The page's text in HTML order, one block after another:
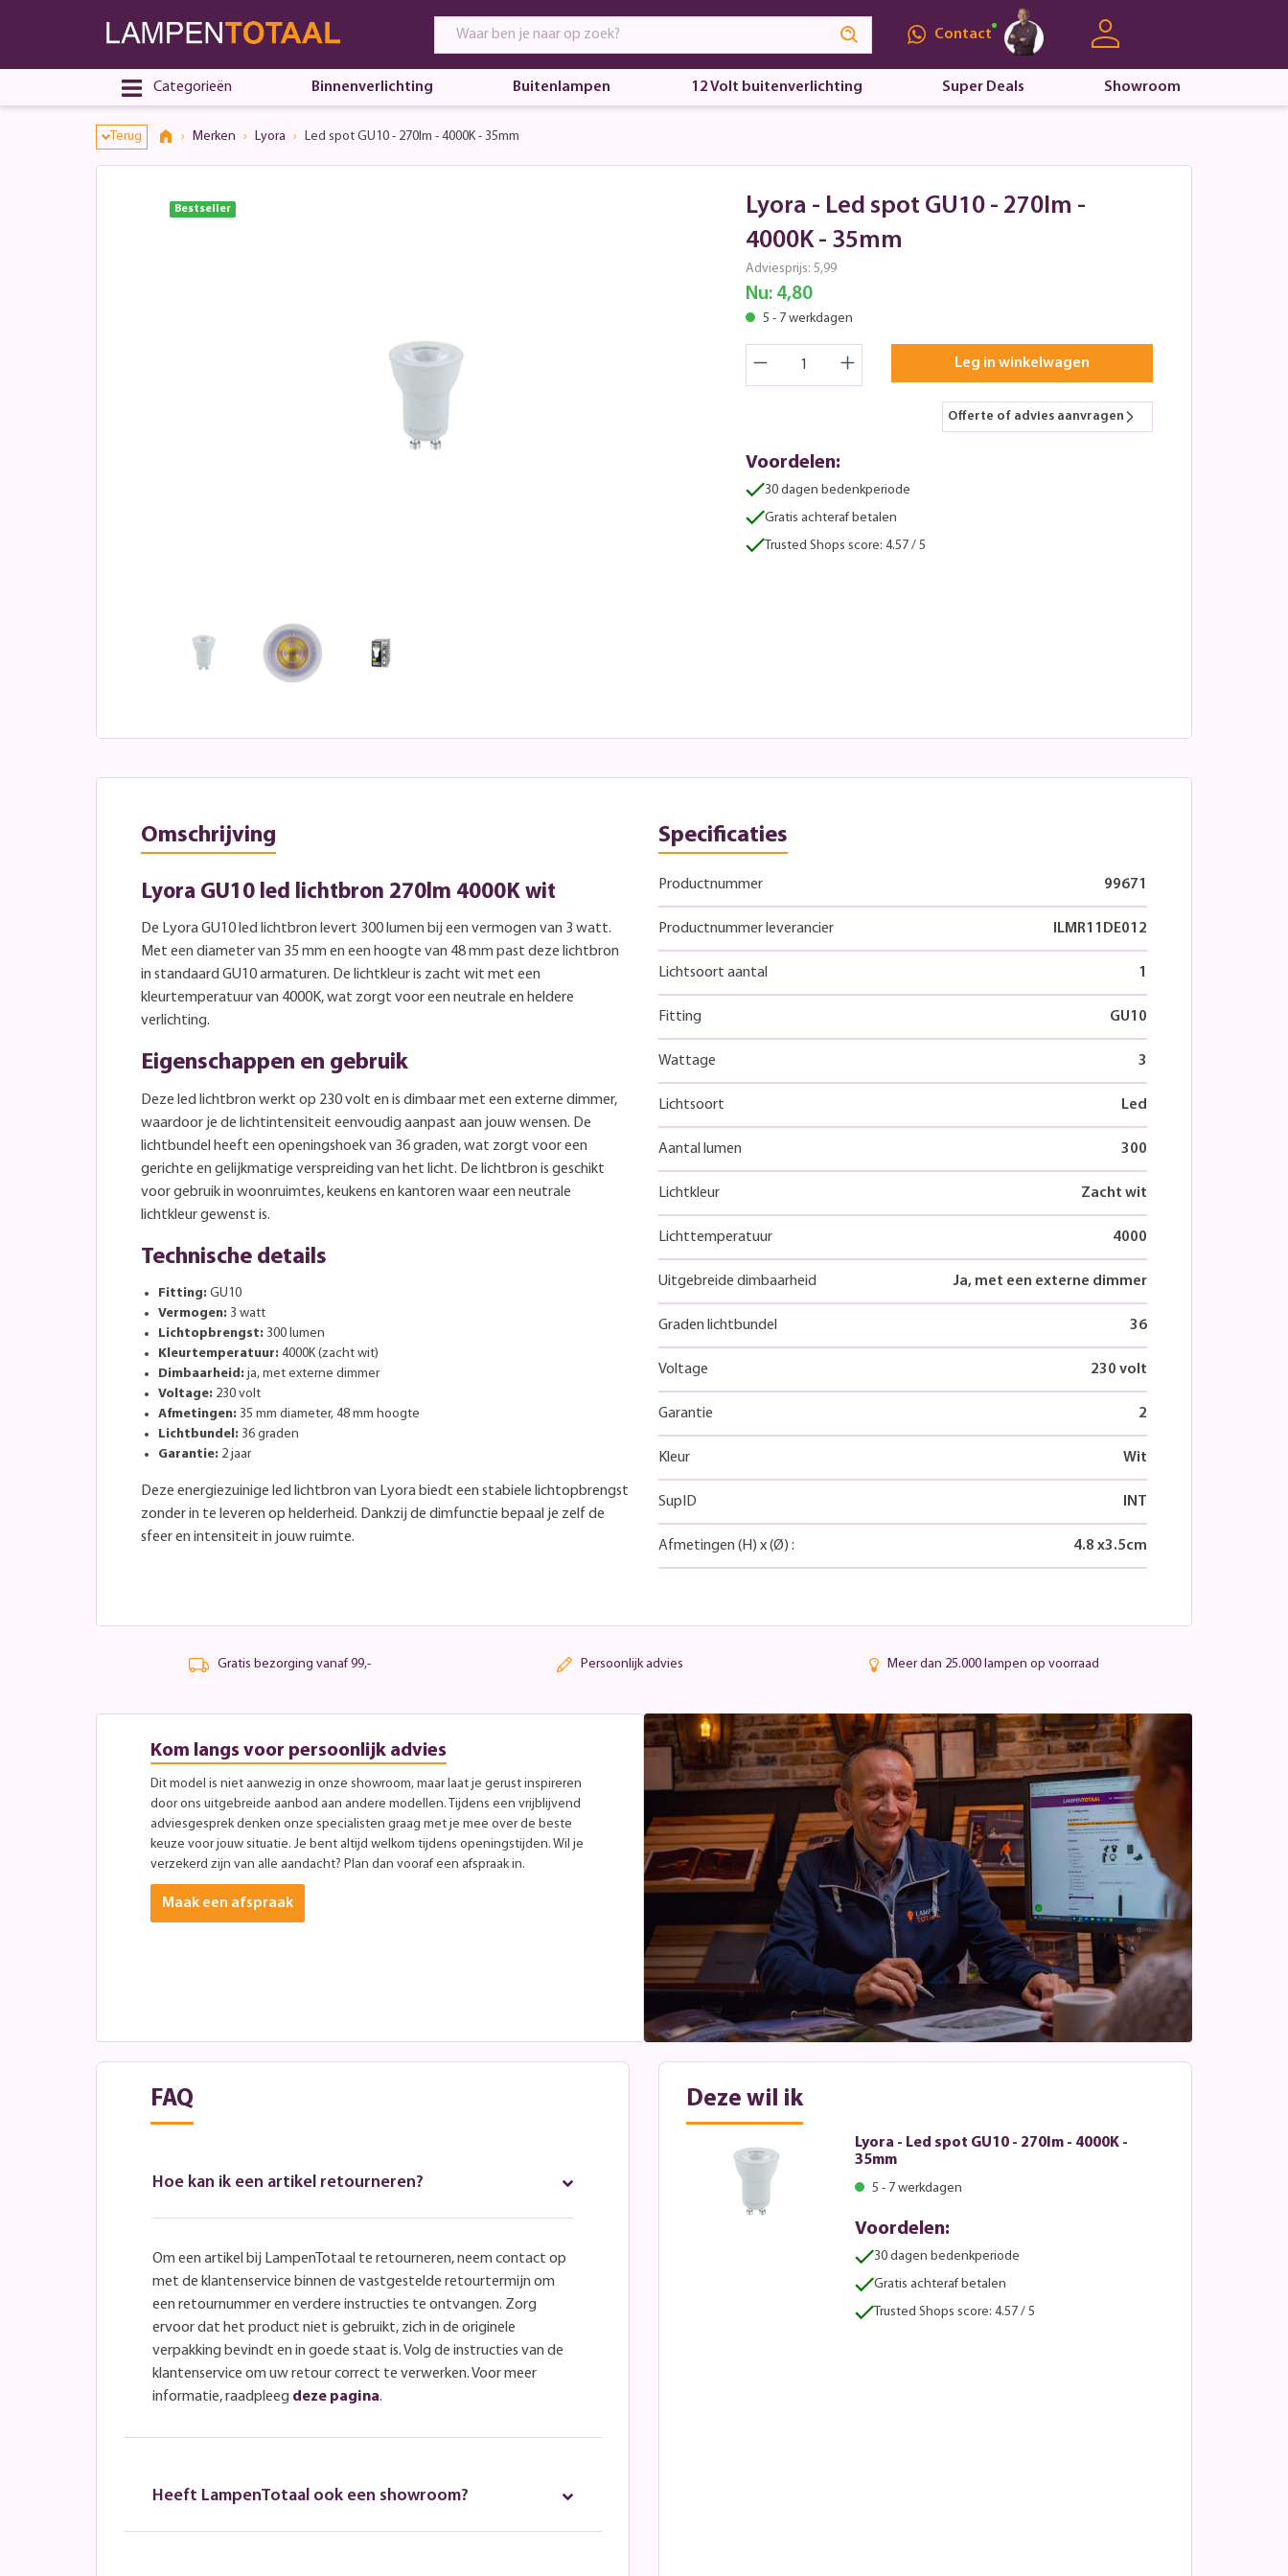
Contact
Categorieën Binnenverlichting Buitenlampen 12 Volt buitenverlichting Super Deals Showroom
Terug Merken Lyora Led spot GU10 - 270lm - 4000K - 35mm
Bestseller
Lyora - Led spot GU10 - 270lm -
4000K - 35mm
Adviesprijs: 5,99
Nu: 4,80
5 - 7 werkdagen
Leg in winkelwagen
Offerte of advies aanvragen
Voordelen:
30 dagen bedenkperiode
Gratis achteraf betalen
Trusted Shops score: 4.57 / 5
Omschrijving
Lyora GU10 led lichtbron 270lm 4000K wit
De Lyora GU10 led lichtbron levert 300 lumen bij een vermogen van 3 watt.
Met een diameter van 35 mm en een hoogte van 48 mm past deze lichtbron
in standaard GU10 armaturen. De lichtkleur is zacht wit met een
kleurtemperatuur van 4000K, wat zorgt voor een neutrale en heldere
verlichting.
Eigenschappen en gebruik
Deze led lichtbron werkt op 230 volt en is dimbaar met een externe dimmer,
waardoor je de lichtintensiteit eenvoudig aanpast aan jouw wensen. De
lichtbundel heeft een openingshoek van 36 graden, wat zorgt voor een
gerichte en gelijkmatige verspreiding van het licht. De lichtbron is geschikt
voor gebruik in woonruimtes, keukens en kantoren waar een neutrale
lichtkleur gewenst is.
Technische details
Fitting: GU10
Vermogen: 3 watt
Lichtopbrengst: 300 lumen
Kleurtemperatuur: 4000K (zacht wit)
Dimbaarheid: ja, met externe dimmer
Voltage: 230 volt
Afmetingen: 35 mm diameter, 48 mm hoogte
Lichtbundel: 36 graden
Garantie: 2 jaar
Deze energiezuinige led lichtbron van Lyora biedt een stabiele lichtopbrengst
zonder in te leveren op helderheid. Dankzij de dimfunctie bepaal je zelf de
sfeer en intensiteit in jouw ruimte.
Specificaties
Productnummer 99671
Productnummer leverancier ILMR11DE012
Lichtsoort aantal 1
Fitting GU10
Wattage 3
Lichtsoort Led
Aantal lumen 300
Lichtkleur Zacht wit
Lichttemperatuur 4000
Uitgebreide dimbaarheid Ja, met een externe dimmer
Graden lichtbundel 36
Voltage 230 volt
Garantie 2
Kleur Wit
SupID INT
Afmetingen (H) x(Ø) : 4.8 x3.5cm
Gratis bezorging vanaf 99,- Persoonlijk advies Meer dan 25.000 lampen op voorraad
Kom langs voor persoonlijk advies
Dit model is niet aanwezig in onze showroom, maar laat je gerust inspireren
door ons uitgebreide aanbod aan andere modellen. Tijdens een vrijblijvend
adviesgesprek denken onze specialisten graag met je mee over de beste
keuze voor jouw situatie. Je bent altijd welkom tijdens openingstijden. Wil je
verzekerd zijn van alle aandacht? Plan dan vooraf een afspraak in.
Maak een afspraak
FAQ
Hoe kan ik een artikel retourneren?
Om een artikel bij LampenTotaal te retourneren, neem contact op
met de klantenservice binnen de vastgestelde retourtermijn om
een retournummer en verdere instructies te ontvangen. Zorg
ervoor dat het product niet is gebruikt, zich in de originele
verpakking bevindt en in goede staat is. Volg de instructies van de
klantenservice om uw retour correct te verwerken. Voor meer
informatie, raadpleeg deze pagina.
Heeft LampenTotaal ook een showroom?
Deze wil ik
Lyora - Led spot GU10 - 270lm - 4000K -
35mm
5 - 7 werkdagen
Voordelen:
30 dagen bedenkperiode
Gratis achteraf betalen
Trusted Shops score: 4.57 / 5